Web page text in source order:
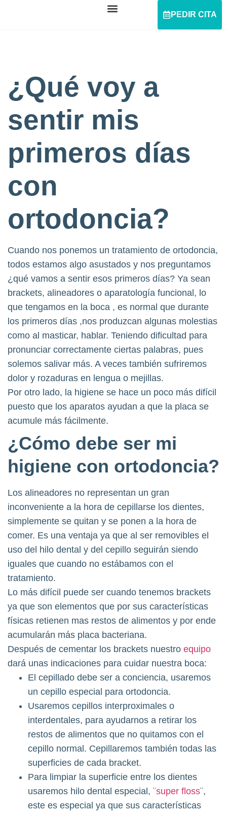
PEDIR CITA
¿Qué voy a
sentir mis
primeros días
con
ortodoncia?
Cuando nos ponemos un tratamiento de ortodoncia,
todos estamos algo asustados y nos preguntamos
¿qué vamos a sentir esos primeros días? Ya sean
brackets, alineadores o aparatología funcional, lo
que tengamos en la boca , es normal que durante
los primeros días ,nos produzcan algunas molestias
como al masticar, hablar. Teniendo dificultad para
pronunciar correctamente ciertas palabras, pues
solemos salivar más. A veces también sufriremos
dolor y rozaduras en lengua o mejillas.
Por otro lado, la higiene se hace un poco más difícil
puesto que los aparatos ayudan a que la placa se
acumule más fácilmente.
¿Cómo debe ser mi
higiene con ortodoncia?
Los alineadores no representan un gran
inconveniente a la hora de cepillarse los dientes,
simplemente se quitan y se ponen a la hora de
comer. Es una ventaja ya que al ser removibles el
uso del hilo dental y del cepillo seguirán siendo
iguales que cuando no estábamos con el
tratamiento.
Lo más difícil puede ser cuando tenemos brackets
ya que son elementos que por sus características
físicas retienen mas restos de alimentos y por ende
acumularán más placa bacteriana.
Después de cementar los brackets nuestro equipo
dará unas indicaciones para cuidar nuestra boca:
El cepillado debe ser a conciencia, usaremos
un cepillo especial para ortodoncia.
Usaremos cepillos interproximales o
interdentales, para ayudarnos a retirar los
restos de alimentos que no quitamos con el
cepillo normal. Cepillaremos también todas las
superficies de cada bracket.
Para limpiar la superficie entre los dientes
usaremos hilo dental especial, ¨super floss¨,
este es especial ya que sus características